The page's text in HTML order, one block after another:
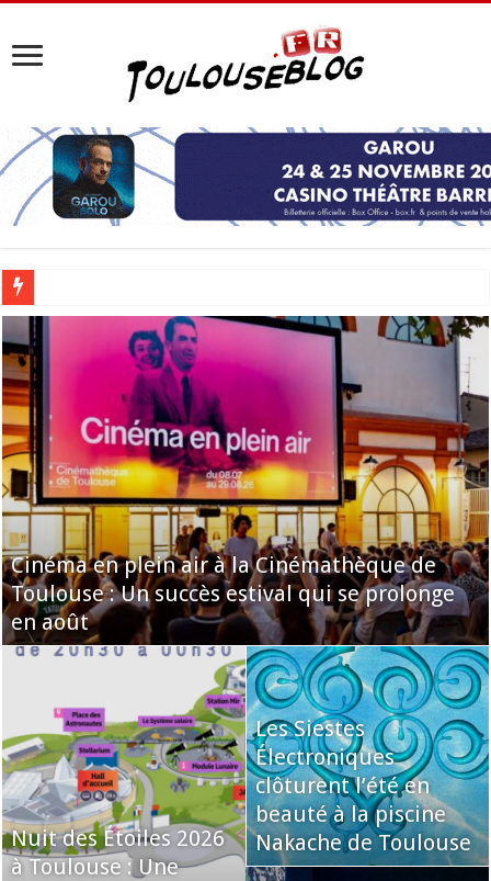
Les Nocturnes de la Cité de l’espace 2026 : l’événement incontournable de
Cinéma en plein air à la Cinémathèque de
Toulouse : Un succès estival qui se prolonge
en août
Nuit des Étoiles 2026
à Toulouse : Une
Les Siestes
Électroniques
clôturent l’été en
beauté à la piscine
Nakache de Toulouse